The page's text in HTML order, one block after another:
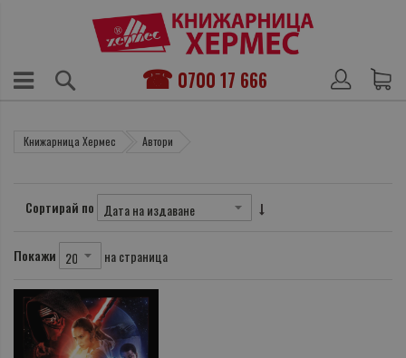
0700 17 666
Книжарница Хермес Автори
Сортирай по
Покажи на страница